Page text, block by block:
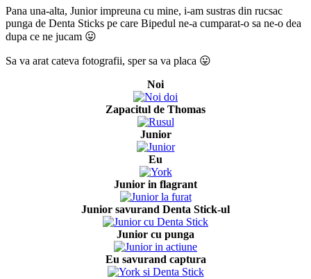
Pana una-alta, Junior impreuna cu mine, i-am sustras din rucsac
punga de Denta Sticks pe care Bipedul ne-a cumparat-o sa ne-o dea
dupa ce ne jucam 😛
Sa va arat cateva fotografii, sper sa va placa 😛
Noi
Zapacitul de Thomas
Junior
Eu
Junior in flagrant
Junior savurand Denta Stick-ul
Junior cu punga
Eu savurand captura